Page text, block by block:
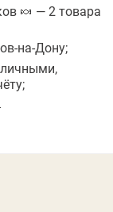
🍬 — 2 товара
на-Дону;